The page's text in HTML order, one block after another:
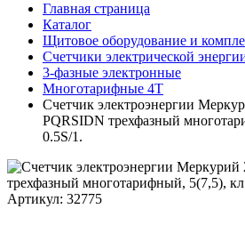
Главная страница
Каталог
Щитовое оборудование и
Счетчики электрической
3-фазные электронные
Многотарифные 4T
Счетчик электроэнергии
PQRSIDN трехфазный
0.5S/1.
Артикул: 32775